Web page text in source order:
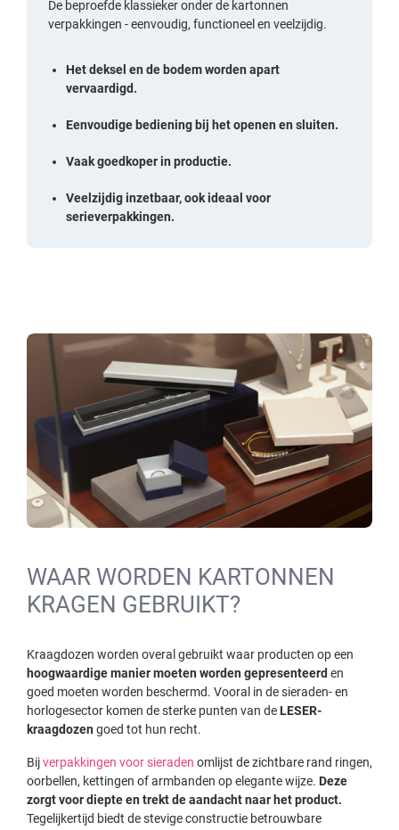
De beproefde klassieker onder de kartonnen
verpakkingen - eenvoudig, functioneel en veelzijdig.
Het deksel en de bodem worden apart
vervaardigd.
Eenvoudige bediening bij het openen en sluiten.
Vaak goedkoper in productie.
Veelzijdig inzetbaar, ook ideaal voor
serieverpakkingen.
WAAR WORDEN KARTONNEN
KRAGEN GEBRUIKT?
Kraagdozen worden overal gebruikt waar producten op een
hoogwaardige manier moeten worden gepresenteerd en
goed moeten worden beschermd. Vooral in de sieraden- en
horlogesector komen de sterke punten van de LESER-
kraagdozen goed tot hun recht.
Bijverpakkingen voor sieraden omlijst de zichtbare rand ringen,
oorbellen, kettingen of armbanden op elegante wijze. Deze
zorgt voor diepte en trekt de aandacht naar het product.
Tegelijkertijd biedt de stevige constructie betrouwbare